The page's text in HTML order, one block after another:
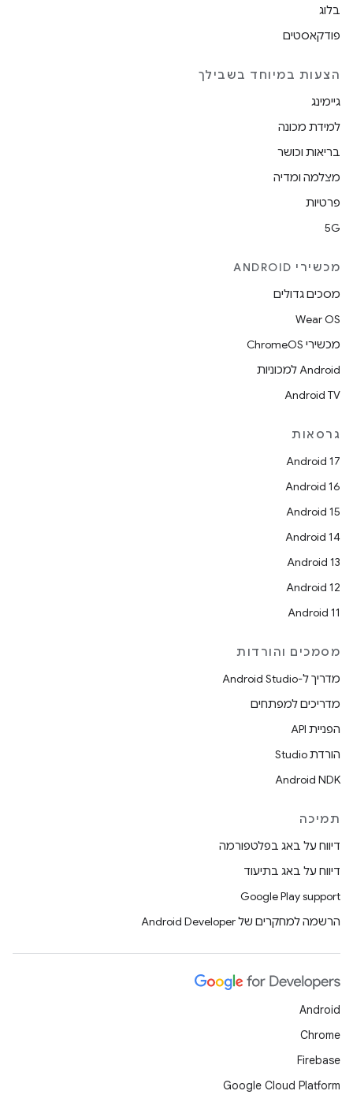
בלוג
פודקאסטים
הצעות במיוחד בשבילך
גיימינג
למידת מכונה
בריאות וכושר
מצלמה ומדיה
פרטיות
5G
מכשירי ANDROID
מסכים גדולים
Wear OS
מכשירי ChromeOS
Android למכוניות
Android TV
גרסאות
Android 17
Android 16
Android 15
Android 14
Android 13
Android 12
Android 11
מסמכים והורדות
מדריך ל-Android Studio
מדריכים למפתחים
הפניית API
הורדת Studio
Android NDK
תמיכה
דיווח על באג בפלטפורמה
דיווח על באג בתיעוד
Google Play support
הרשמה למחקרים של Android Developer
Android
Chrome
Firebase
Google Cloud Platform